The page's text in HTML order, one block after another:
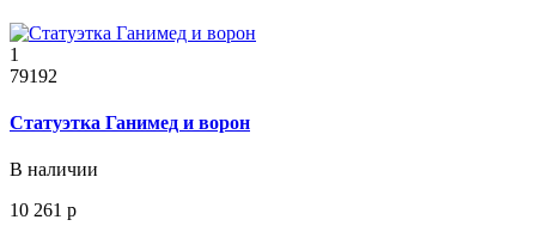
1
79192
Статуэтка Ганимед и ворон
В наличии
10 261 р